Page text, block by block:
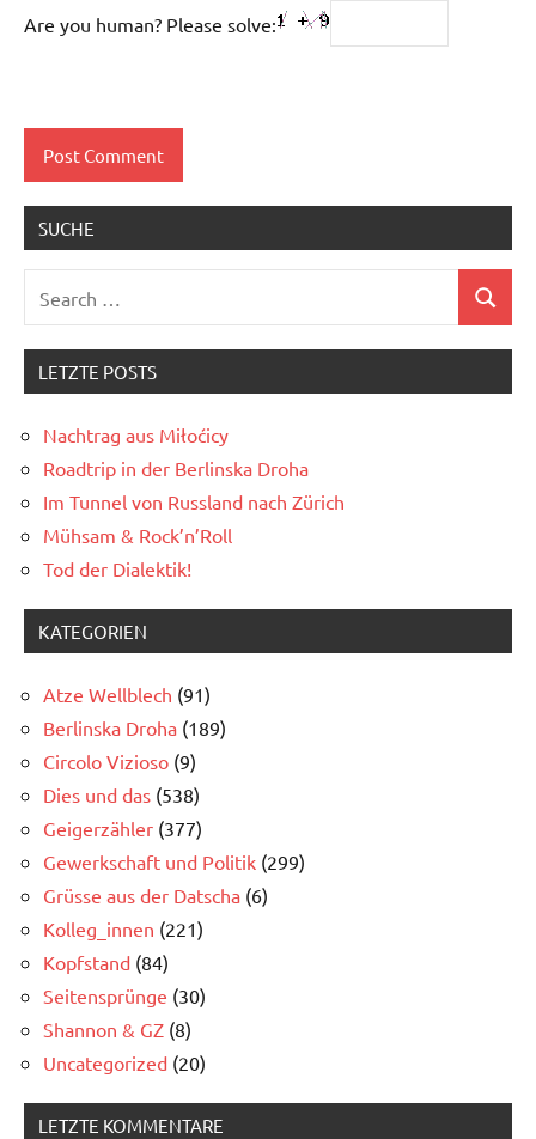
Are you human? Please solve:
SUCHE
for:
Search
LETZTE POSTS
Nachtrag aus Miłoćicy
Roadtrip in der Berlinska Droha
Im Tunnel von Russland nach Zürich
Mühsam & Rock’n’Roll
Tod der Dialektik!
KATEGORIEN
Atze Wellblech (91)
Berlinska Droha (189)
Circolo Vizioso (9)
Dies und das (538)
Geigerzähler (377)
Gewerkschaft und Politik (299)
Grüsse aus der Datscha (6)
Kolleg_innen (221)
Kopfstand (84)
Seitensprünge (30)
Shannon & GZ (8)
Uncategorized (20)
LETZTE KOMMENTARE